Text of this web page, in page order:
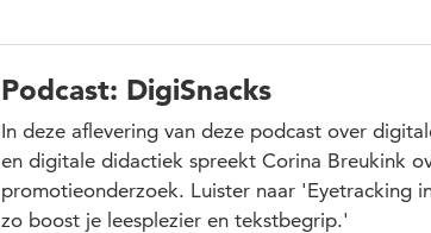
Podcast: DigiSnacks
In deze aflevering van deze podcast over
en digitale didactiek spreekt Corina Breukink
promotieonderzoek. Luister naar 'Eyetracking
zo boost je leesplezier en tekstbegrip.'